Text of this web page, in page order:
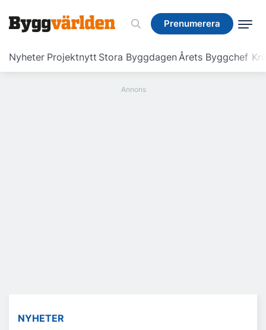
Prenumerera
Nyheter Projektnytt Stora ByggdagenÅrets Byggchef
Prenumerera
NYHETER